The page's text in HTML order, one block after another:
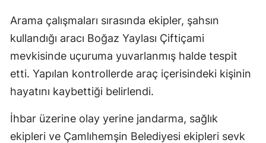
Arama çalışmaları sırasında ekipler, şahsın
kullandığı aracı Boğaz Yaylası Çiftiçami
mevkisinde uçuruma yuvarlanmış halde tespit
etti. Yapılan kontrollerde araç içerisindeki kişinin
hayatını kaybettiği belirlendi.
İhbar üzerine olay yerine jandarma, sağlık
ekipleri ve Çamlıhemşin Belediyesi ekipleri sevk